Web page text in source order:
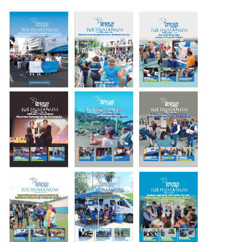
BOLETÍN
DIGITAL -
ABRIL 2024
DIGITAL -
ENERO
MARZO 2024
Boletín Digital -
Diciembre
2023
Boletín Digital -
Noviembre
2023
BOLETÍN
DIGITAL -
OCTUBRE
2023
BOLETÍN
DIGITAL -
SEPTIEMBRE
2023
BOLETÍN
DIGITAL -
AGOSTO 2023
BOLETÍN
DIGITAL -
JULIO 2023